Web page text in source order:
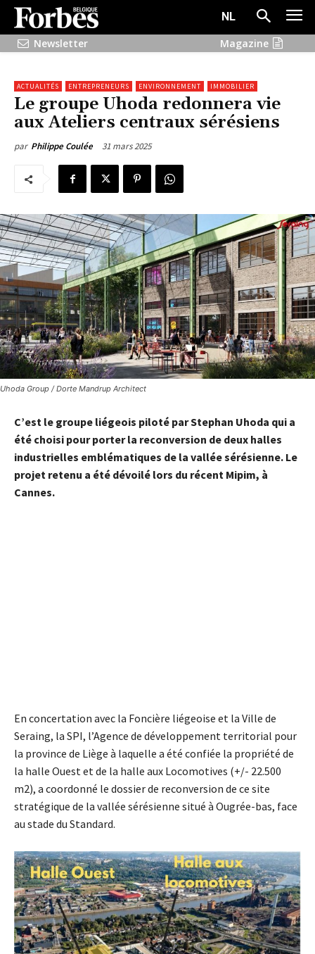
NL
Newsletter
Magazine
ACTUALITÉS ENTREPRENEURS ENVIRONNEMENT IMMOBILIER
Le groupe Uhoda redonnera vie
aux Ateliers centraux sérésiens
par Philippe Coulée 31 mars 2025
Uhoda Group / Dorte Mandrup Architect
C’est le groupe liégeois piloté par Stephan Uhoda qui a
été choisi pour porter la reconversion de deux halles
industrielles emblématiques de la vallée sérésienne. Le
projet retenu a été dévoilé lors du récent Mipim, à
Cannes.
En concertation avec la Foncière liégeoise et la Ville de
Seraing, la SPI, l’Agence de développement territorial pour
la province de Liège à laquelle a été confiée la propriété de
la halle Ouest et de la halle aux Locomotives (+/- 22.500
m2), a coordonné le dossier de reconversion de ce site
stratégique de la vallée sérésienne situé à Ougrée-bas, face
au stade du Standard.